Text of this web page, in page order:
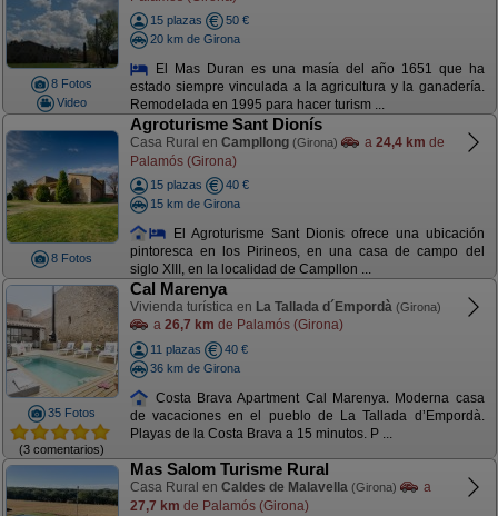
8 Fotos
Video
15 plazas
50 €
20 km de Girona
El Mas Duran es una masía del año 1651 que ha
estado siempre vinculada a la agricultura y la ganadería.
Remodelada en 1995 para hacer turism ...
8 Fotos
Agroturisme Sant Dionís
Casa Rural en Campllong (Girona) a 24,4 km de
Palamós (Girona)
15 plazas
40 €
15 km de Girona
El Agroturisme Sant Dionis ofrece una ubicación
pintoresca en los Pirineos, en una casa de campo del
siglo XIII, en la localidad de Campllon ...
35 Fotos
(3 comentarios)
Cal Marenya
Vivienda turística en La Tallada d´Empordà (Girona)
a 26,7 km de Palamós (Girona)
11 plazas
40 €
36 km de Girona
Costa Brava Apartment Cal Marenya. Moderna casa
de vacaciones en el pueblo de La Tallada d’Empordà.
Playas de la Costa Brava a 15 minutos. P ...
Mas Salom Turisme Rural
Casa Rural en Caldes de Malavella (Girona)
a
27,7 km de Palamós (Girona)